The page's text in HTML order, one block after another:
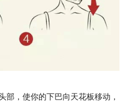
部，使你的下巴向天花板移动，